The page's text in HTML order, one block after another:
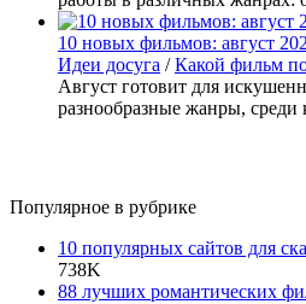
10 новых фильмов: август
Идеи досуга /Какой фильм
Август готовит для
разнообразные жанры, среди
Популярное в рубрике
10 популярных сайтов для
738K
88 лучших романтических